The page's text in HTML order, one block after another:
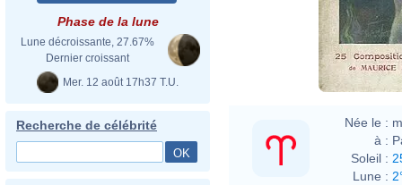
Phase de la lune
Lune décroissante, 27.67%
Dernier croissant
Mer. 12 août 17h37 T.U.
Recherche de célébrité Née le :
à :
Soleil :
Lune :